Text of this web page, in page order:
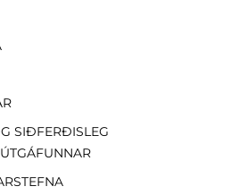
SIÐFERÐISLEG